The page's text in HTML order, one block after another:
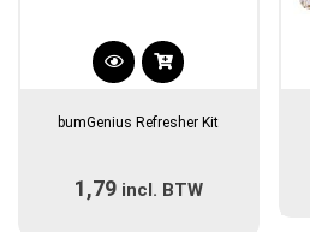
bumGenius Refresher Kit
1,79 incl. BTW